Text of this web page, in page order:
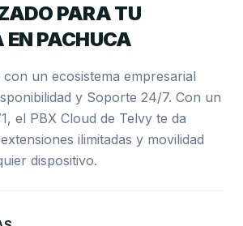
PARA TU
EN PACHUCA
un ecosistema empresarial
y Soporte 24/7. Con un
el PBX Cloud de Telvy te da
ilimitadas y movilidad
dispositivo.